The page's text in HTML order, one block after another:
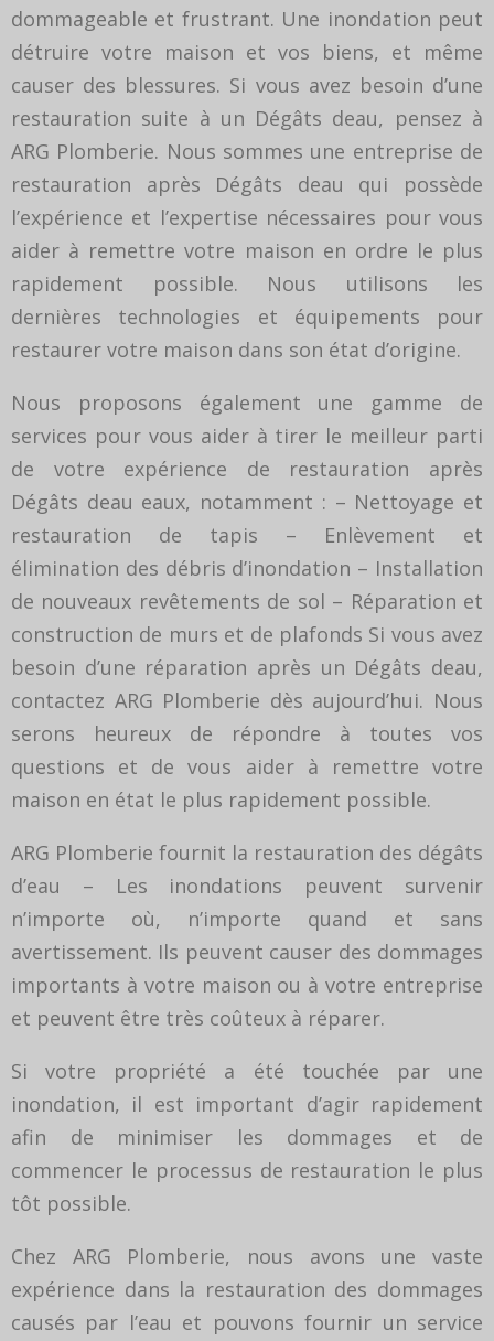
dommageable et frustrant. Une inondation peut
détruire votre maison et vos biens, et même
causer des blessures. Si vous avez besoin d’une
restauration suite à un Dégâts deau, pensez à
ARG Plomberie. Nous sommes une entreprise de
restauration après Dégâts deau qui possède
l’expérience et l’expertise nécessaires pour vous
aider à remettre votre maison en ordre le plus
rapidement possible. Nous utilisons les
dernières technologies et équipements pour
restaurer votre maison dans son état d’origine.
Nous proposons également une gamme de
services pour vous aider à tirer le meilleur parti
de votre expérience de restauration après
Dégâts deau eaux, notamment : – Nettoyage et
restauration de tapis – Enlèvement et
élimination des débris d’inondation – Installation
de nouveaux revêtements de sol – Réparation et
construction de murs et de plafonds Si vous avez
besoin d’une réparation après un Dégâts deau,
contactez ARG Plomberie dès aujourd’hui. Nous
serons heureux de répondre à toutes vos
questions et de vous aider à remettre votre
maison en état le plus rapidement possible.
ARG Plomberie fournit la restauration des dégâts
d’eau – Les inondations peuvent survenir
n’importe où, n’importe quand et sans
avertissement. Ils peuvent causer des dommages
importants à votre maison ou à votre entreprise
et peuvent être très coûteux à réparer.
Si votre propriété a été touchée par une
inondation, il est important d’agir rapidement
afin de minimiser les dommages et de
commencer le processus de restauration le plus
tôt possible.
Chez ARG Plomberie, nous avons une vaste
expérience dans la restauration des dommages
causés par l’eau et pouvons fournir un service